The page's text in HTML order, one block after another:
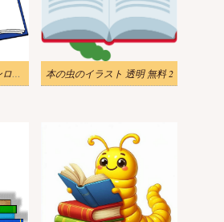
本の虫のイラストダウンロード 本の虫のイラスト 透明 無料 2